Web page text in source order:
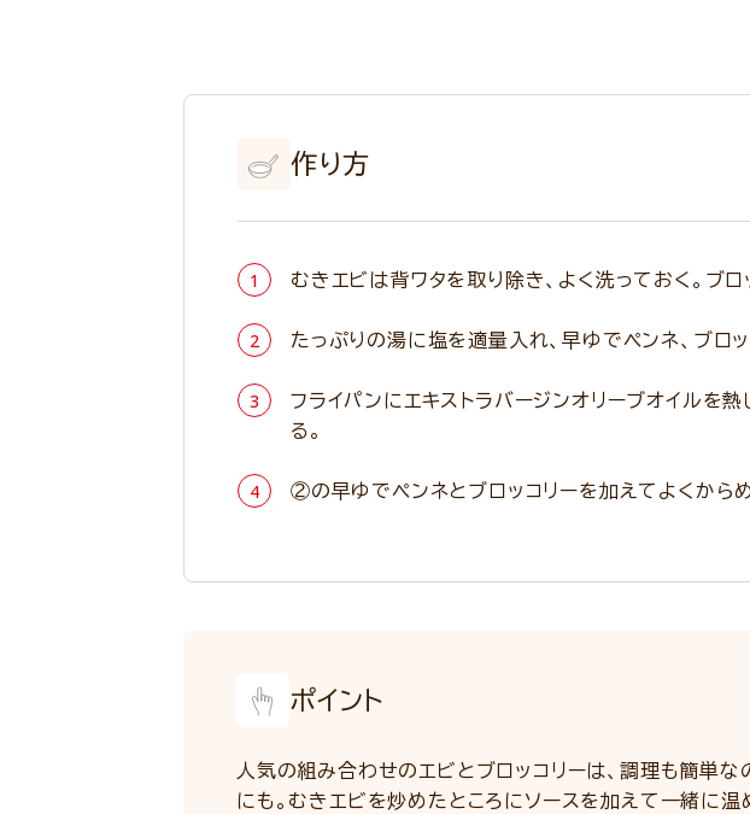
作り方
むきエビは背ワタを取り除き、よく洗っておく。ブロ
たっぷりの湯に塩を適量入れ、早ゆでペンネ、ブロ
フライパンにエキストラバージンオリーブオイルを
る。
②の早ゆでペンネとブロッコリーを加えてよくからめ
ポイント
人気の組み合わせのエビとブロッコリーは、調理も簡単
にも。むきエビを炒めたところにソースを加えて一緒に温